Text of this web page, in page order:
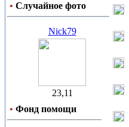
• Случайное фото
Nick79
23,11
• Фонд помощи